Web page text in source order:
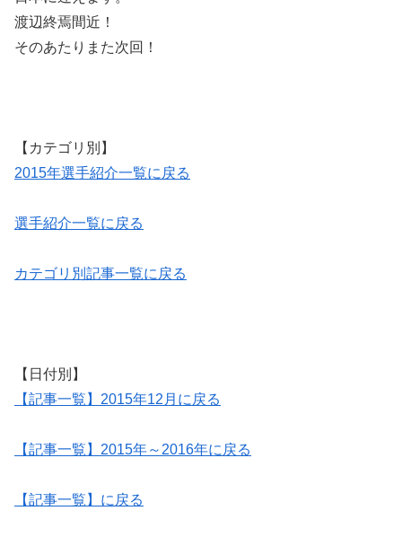
渡辺終焉間近！
そのあたりまた次回！
【カテゴリ別】
2015年選手紹介一覧に戻る
選手紹介一覧に戻る
カテゴリ別記事一覧に戻る
【日付別】
【記事一覧】2015年12月に戻る
【記事一覧】2015年～2016年に戻る
【記事一覧】に戻る